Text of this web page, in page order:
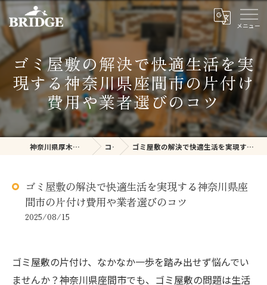
ゴミ屋敷の解決で快適生活を実
現する神奈川県座間市の片付け
費用や業者選びのコツ
神奈川県厚木の不用品回収ならBRIDGE コラム ゴミ屋敷の解決で快適生活を実現する神奈川県座間市の片付け費用や業者選びのコツ
ゴミ屋敷の解決で快適生活を実現する神奈川県座
間市の片付け費用や業者選びのコツ
2025/08/15
ゴミ屋敷の片付け、なかなか一歩を踏み出せず悩んでい
ませんか？神奈川県座間市でも、ゴミ屋敷の問題は生活